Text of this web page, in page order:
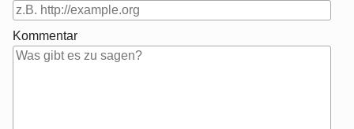
Kommentar